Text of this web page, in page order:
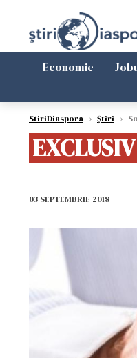
Economie
StiriDiaspora › Știri ›
EXCLUSIV
03 SEPTEMBRIE 2018